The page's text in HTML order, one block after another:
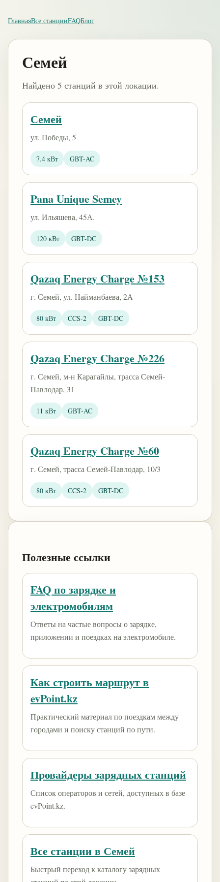
ГлавнаяВсе станцииFAQБлог
Семей
Найдено 5 станций в этой локации.
Семей
​ул. Победы, 5
7.4 кВт GBT-AC
Pana Unique Semey
ул. Ильяшева, 45А.
120 кВт GBT-DC
Qazaq Energy Charge №153
г. Семей, ул. Найманбаева, 2А
80 кВт CCS-2 GBT-DC
Qazaq Energy Charge №226
г. Семей, м-н Карагайлы, трасса Семей-
Павлодар, 31
11 кВт GBT-AC
Qazaq Energy Charge №60
г. Семей, трасса Семей-Павлодар, 10/3
80 кВт CCS-2 GBT-DC
Полезные ссылки
FAQ по зарядке и
электромобилям
Ответы на частые вопросы о зарядке,
приложении и поездках на электромобиле.
Как строить маршрут в
evPoint.kz
Практический материал по поездкам между
городами и поиску станций по пути.
Провайдеры зарядных станций
Список операторов и сетей, доступных в базе
evPoint.kz.
Все станции в Семей
Быстрый переход к каталогу зарядных